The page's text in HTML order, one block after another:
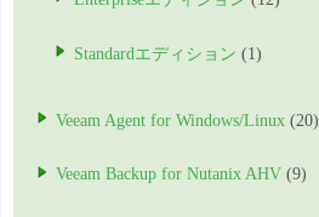
Standardエディション (1)
Veeam Agent for Windows/Linux (20)
Veeam Backup for Nutanix AHV (9)